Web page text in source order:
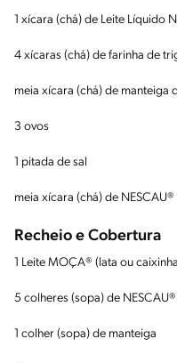
1 xícara (chá) de Leite Líquido
4 xícaras (chá) de farinha de
meia xícara (chá) de manteiga
3 ovos
1 pitada de sal
meia xícara (chá) de NESCAU®
Recheio e Cobertura
1 Leite MOÇA® (lata ou
5 colheres (sopa) de NESCAU®
1 colher (sopa) de manteiga